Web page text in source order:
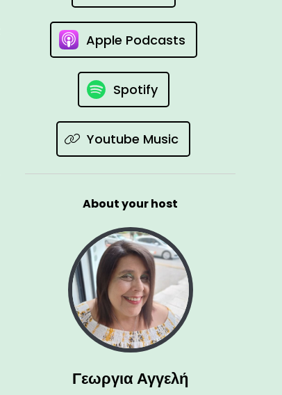
Apple Podcasts
Spotify
Youtube Music
About your host
Γεωργια Αγγελή